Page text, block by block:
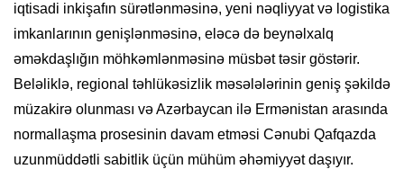
iqtisadi inkişafın sürətlənməsinə, yeni nəqliyyat və logistika
imkanlarının genişlənməsinə, eləcə də beynəlxalq
əməkdaşlığın möhkəmlənməsinə müsbət təsir göstərir.
Beləliklə, regional təhlükəsizlik məsələlərinin geniş şəkildə
müzakirə olunması və Azərbaycan ilə Ermənistan arasında
normallaşma prosesinin davam etməsi Cənubi Qafqazda
uzunmüddətli sabitlik üçün mühüm əhəmiyyət daşıyır.